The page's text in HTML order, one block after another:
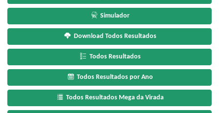
Simulador
Download Todos Resultados
Todos Resultados
Todos Resultados por Ano
Todos Resultados Mega da Virada